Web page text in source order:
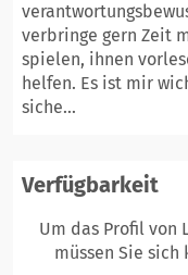
verbringe gern Zeit
spielen, ihnen
helfen. Es ist mir
siche...
Verfügbarkeit
Um das Profil von
müssen Sie sich